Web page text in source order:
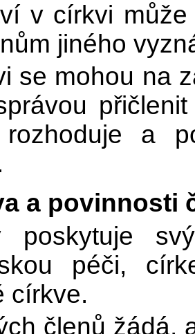
v církvi
jiného
se mohou na
a
a povinnosti
poskytuje
péči,
církve.
členů žádá,